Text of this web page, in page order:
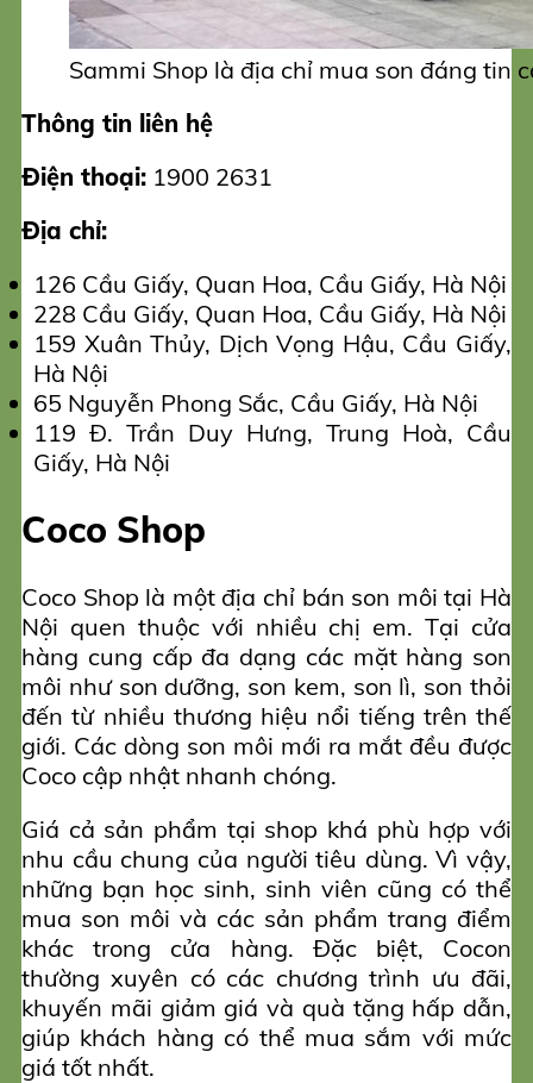
Sammi Shop là địa chỉ mua son đáng tin
Thông tin liên hệ
Điện thoại: 1900 2631
Địa chỉ:
126 Cầu Giấy, Quan Hoa, Cầu Giấy, Hà Nội
228 Cầu Giấy, Quan Hoa, Cầu Giấy, Hà Nội
159 Xuân Thủy, Dịch Vọng Hậu, Cầu Giấy,
Hà Nội
65 Nguyễn Phong Sắc, Cầu Giấy, Hà Nội
119 Đ. Trần Duy Hưng, Trung Hoà, Cầu
Giấy, Hà Nội
Coco Shop
Coco Shop là một địa chỉ bán son môi tại Hà
Nội quen thuộc với nhiều chị em. Tại cửa
hàng cung cấp đa dạng các mặt hàng son
môi như son dưỡng, son kem, son lì, son thỏi
đến từ nhiều thương hiệu nổi tiếng trên thế
giới. Các dòng son môi mới ra mắt đều được
Coco cập nhật nhanh chóng.
Giá cả sản phẩm tại shop khá phù hợp với
nhu cầu chung của người tiêu dùng. Vì vậy,
những bạn học sinh, sinh viên cũng có thể
mua son môi và các sản phẩm trang điểm
khác trong cửa hàng. Đặc biệt, Cocon
thường xuyên có các chương trình ưu đãi,
khuyến mãi giảm giá và quà tặng hấp dẫn,
giúp khách hàng có thể mua sắm với mức
giá tốt nhất.